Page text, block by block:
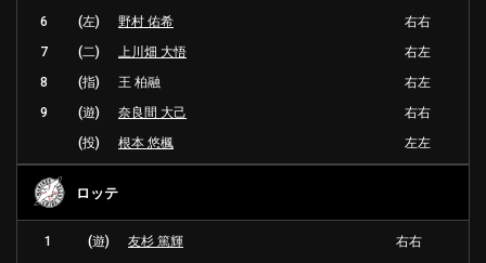
6
(左) 野村 佑希
右右
7
(二) 上川畑 大悟
右左
8
(指) 王 柏融
右左
9
(遊) 奈良間 大己
右右
(投)
根本 悠楓 左左
ロッテ
1 (遊) 友杉 篤輝
右右